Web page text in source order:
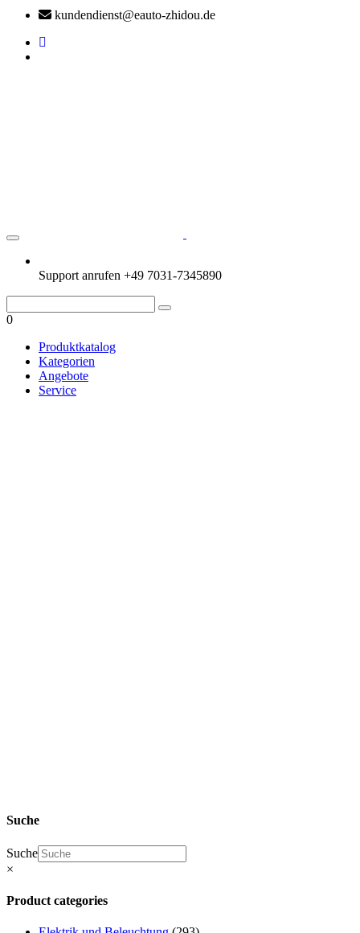
kundendienst@eauto-zhidou.de
Support anrufen +49 7031-7345890
0
Produktkatalog
Kategorien
Angebote
Service
Suche
Suche
×
Product categories